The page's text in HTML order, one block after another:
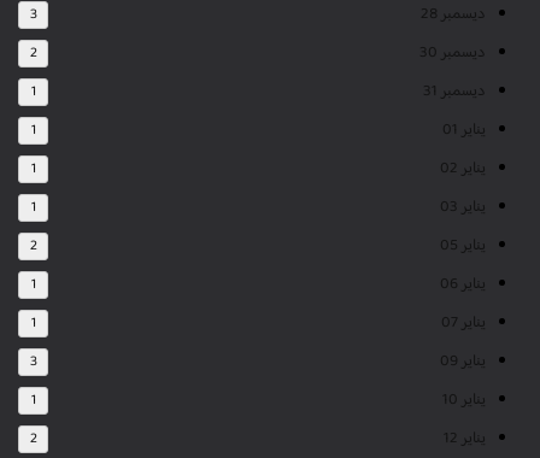
ديسمبر 28 3
ديسمبر 30 2
ديسمبر 31 1
يناير 01 1
يناير 02 1
يناير 03 1
يناير 05 2
يناير 06 1
يناير 07 1
يناير 09 3
يناير 10 1
يناير 12 2